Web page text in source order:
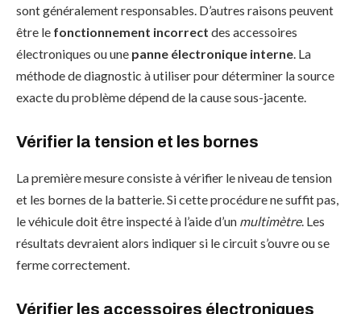
sont généralement responsables. D’autres raisons peuvent
être le fonctionnement incorrect des accessoires
électroniques ou une panne électronique interne. La
méthode de diagnostic à utiliser pour déterminer la source
exacte du problème dépend de la cause sous-jacente.
Vérifier la tension et les bornes
La première mesure consiste à vérifier le niveau de tension
et les bornes de la batterie. Si cette procédure ne suffit pas,
le véhicule doit être inspecté à l’aide d’un multimètre. Les
résultats devraient alors indiquer si le circuit s’ouvre ou se
ferme correctement.
Vérifier les accessoires électroniques